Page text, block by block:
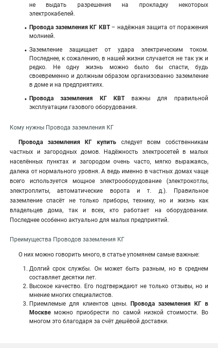
не выдать разрешения на прокладку некоторых
электрокабелей.
Провода заземления КГ КВТ – надёжная защита от поражения
молнией.
Заземление защищает от удара электрическим током.
Последнее, к сожалению, в нашей жизни случается не так уж и
редко. Не одну жизнь можно было бы спасти, будь
своевременно и должным образом организованно заземление
в доме и на предприятиях.
Провода заземления КГ КВТ важны для правильной
эксплуатации газового оборудования.
Кому нужны Провода заземления КГ
Провода заземления КГ купить следует всем собственникам
частных и загородных домов. Надёжность электросетей в малых
населённых пунктах и загородом очень часто, мягко выражаясь,
далека от нормального уровня. А ведь именно в частных домах чаще
всего используется мощное электрооборудование (электрокотлы,
электроплиты, автоматические ворота и т. д.). Правильное
заземление спасёт не только приборы, технику, но и жизнь как
владельцев дома, так и всех, кто работает на оборудовании.
Последнее особенно актуально для малых предприятий.
Преимущества Проводов заземления КГ
О них можно говорить много, в статье упомянем самые важные:
Долгий срок службы. Он может быть разным, но в среднем
составляет десятки лет.
Высокое качество. Его подтверждают не только отзывы, но и
мнение многих специалистов.
Приемлемые для клиентов цены.Провода заземления КГ в
Москве можно приобрести по самой низкой стоимости. Во
многом это благодаря за счёт дешёвой доставки.